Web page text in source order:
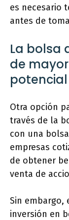
es necesario
antes de
La bolsa
de
Otra opción
través de la
con una
empresas
de obtener
venta de
Sin embargo,
inversión en